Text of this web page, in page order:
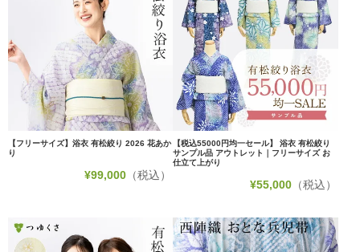
【フリーサイズ】浴衣 有松絞り 2026 花あか
り
¥99,000 （税込）
【税込55000円均一セール】 浴衣 有松絞り
サンプル品 アウトレット｜フリーサイズ お
仕立て上がり
¥55,000（税込）